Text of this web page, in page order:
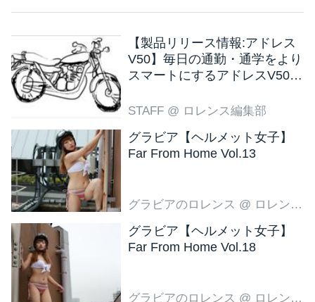
【製品リリース情報:アドレス
V50】毎日の通勤・通学をより
スマートにするアドレスV50
STAFF @ ロレンス編集部
グラビア【ヘルメット女子】
Far From Home Vol.13
グラビアのロレンス @ ロレンス編集部
グラビア【ヘルメット女子】
Far From Home Vol.18
グラビアのロレンス @ ロレンス編集部